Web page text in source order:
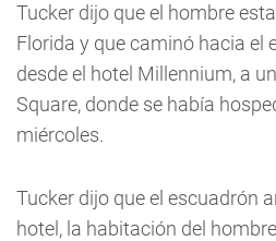
Tucker dijo que el hombre
Florida y que caminó hacia el
desde el hotel Millennium, a
Square, donde se había
miércoles.
Tucker dijo que el escuadrón
hotel, la habitación del